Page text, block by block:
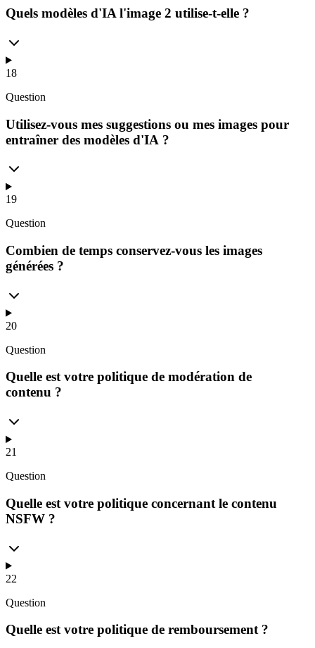
Quels modèles d'IA l'image 2 utilise-t-elle ?
18
Question
Utilisez-vous mes suggestions ou mes images pour
entraîner des modèles d'IA ?
19
Question
Combien de temps conservez-vous les images
générées ?
20
Question
Quelle est votre politique de modération de
contenu ?
21
Question
Quelle est votre politique concernant le contenu
NSFW ?
22
Question
Quelle est votre politique de remboursement ?